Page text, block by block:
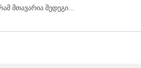
მთავარია შედეგი...